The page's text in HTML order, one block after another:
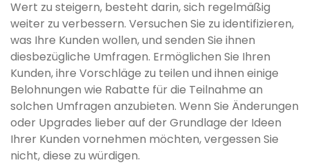
Wert zu steigern, besteht darin, sich regelmäßig
weiter zu verbessern. Versuchen Sie zu identifizieren,
was Ihre Kunden wollen, und senden Sie ihnen
diesbezügliche Umfragen. Ermöglichen Sie Ihren
Kunden, ihre Vorschläge zu teilen und ihnen einige
Belohnungen wie Rabatte für die Teilnahme an
solchen Umfragen anzubieten. Wenn Sie Änderungen
oder Upgrades lieber auf der Grundlage der Ideen
Ihrer Kunden vornehmen möchten, vergessen Sie
nicht, diese zu würdigen.